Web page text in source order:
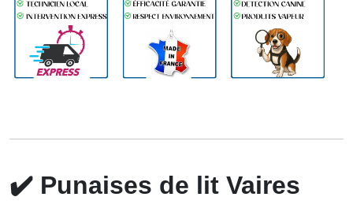
✔️ Punaises de lit Vaires